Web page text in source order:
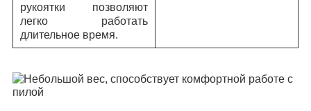
рукоятки позволяют
легко работать
длительное время.